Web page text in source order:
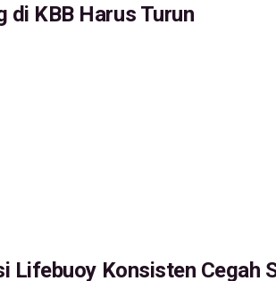
di KBB Harus Turun
Lifebuoy Konsisten Cegah